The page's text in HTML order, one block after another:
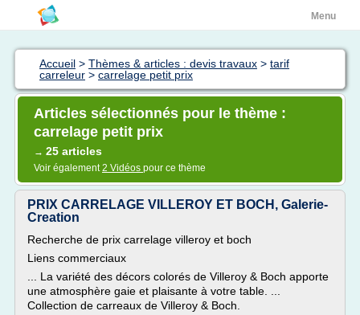
Menu
Accueil > Thèmes & articles : devis travaux > tarif
carreleur > carrelage petit prix
Articles sélectionnés pour le thème :
carrelage petit prix
→ 25 articles
Voir également2 Vidéos pour ce thème
PRIX CARRELAGE VILLEROY ET BOCH, Galerie-
Creation
Recherche de prix carrelage villeroy et boch
Liens commerciaux
... La variété des décors colorés de Villeroy & Boch apporte
une atmosphère gaie et plaisante à votre table. ...
Collection de carreaux de Villeroy & Boch.